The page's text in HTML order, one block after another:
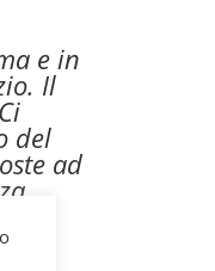
e in
Il
del
ad